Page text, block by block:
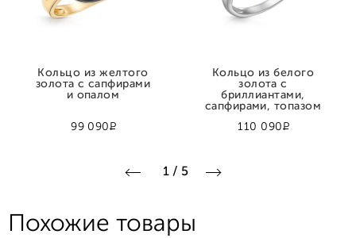
99 090Р
Кольцо из желтого
золота с сапфирами
и опалом
110 090Р
Кольцо из белого
золота с
бриллиантами,
сапфирами, топазом
1 / 5
Похожие товары